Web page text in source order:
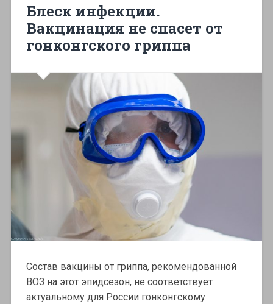
Блеск инфекции.
Вакцинация не спасет от
гонконгского гриппа
Состав вакцины от гриппа, рекомендованной
ВОЗ на этот эпидсезон, не соответствует
актуальному для России гонконгскому